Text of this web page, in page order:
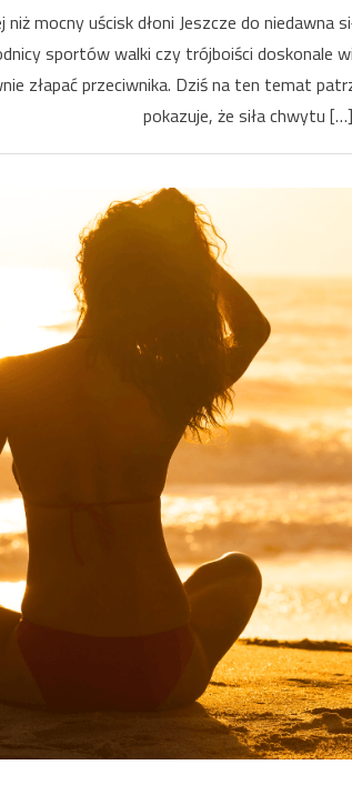
mocny uścisk dłoni Jeszcze do niedawna
sportów walki czy trójboiści doskonale
złapać przeciwnika. Dziś na ten temat
pokazuje, że siła chwytu […]